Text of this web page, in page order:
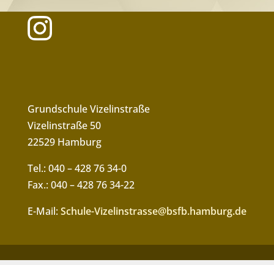
Grundschule Vizelinstraße
Vizelinstraße 50
22529 Hamburg
Tel.: 040 – 428 76 34-0
Fax.: 040 – 428 76 34-22
E-Mail:Schule-Vizelinstrasse@bsfb.hamburg.de